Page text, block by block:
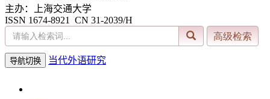
主办：上海交通大学
ISSN 1674-8921 CN 31-2039/H
导航切换 当代外语研究